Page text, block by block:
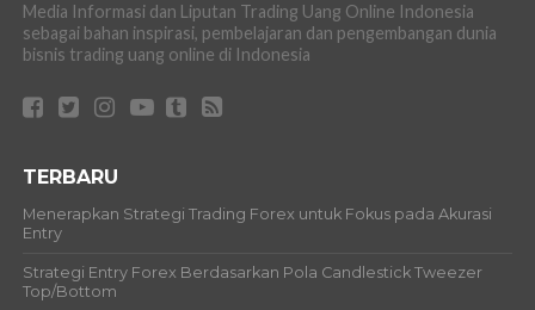
Media Informasi dan Liputan Trading Uang Online Indonesia
sebagai bahan inspirasi, pembelajaran dan pengembangan dunia
bisnis trading uang online di Indonesia
TERBARU
Menerapkan Strategi Trading Forex untuk Fokus pada Akurasi
Entry
Strategi Entry Forex Berdasarkan Pola Candlestick Tweezer
Top/Bottom